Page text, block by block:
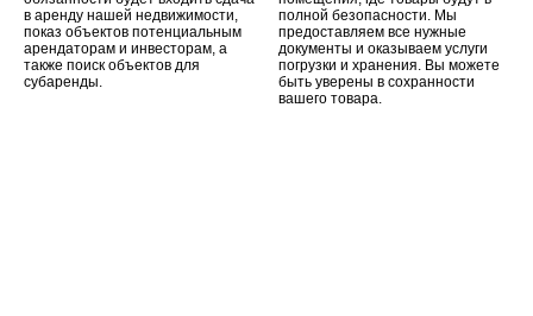
в аренду нашей недвижимости,
показ объектов потенциальным
арендаторам и инвесторам, а
также поиск объектов для
субаренды.
полной безопасности. Мы
предоставляем все нужные
документы и оказываем услуги
погрузки и хранения. Вы можете
быть уверены в сохранности
вашего товара.